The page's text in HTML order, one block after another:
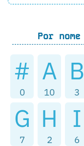
Por nome
#
0
A
10
B
3
G
7
H
2
I
6